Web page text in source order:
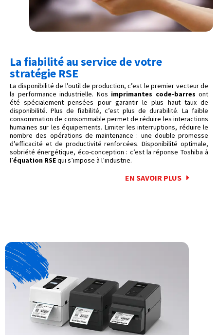
La fiabilité au service de votre
stratégie RSE
La disponibilité de l’outil de production, c’est le premier vecteur de
la performance industrielle. Nos imprimantes code-barres ont
été spécialement pensées pour garantir le plus haut taux de
disponibilité. Plus de fiabilité, c’est plus de durabilité. La faible
consommation de consommable permet de réduire les interactions
humaines sur les équipements. Limiter les interruptions, réduire le
nombre des opérations de maintenance : une double promesse
d’efficacité et de productivité renforcées. Disponibilité optimale,
sobriété énergétique, éco-conception : c’est la réponse Toshiba à
l’équation RSEqui s’impose à l’industrie.
EN SAVOIR PLUS